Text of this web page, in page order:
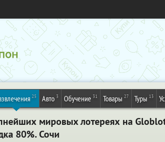
25 Авто 3 Обучение 31 Товары 27 Туры 13
мировых лотереях на
80%. Сочи